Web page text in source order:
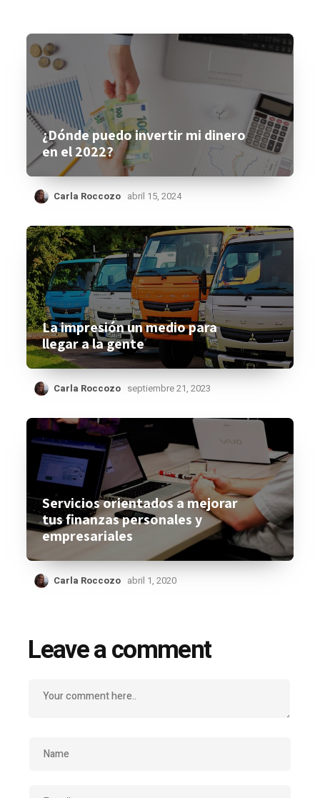
¿Dónde puedo invertir mi dinero
en el 2022?
Carla Roccozo abril 15, 2024
La impresión un medio para
llegar a la gente
Carla Roccozo septiembre 21, 2023
Servicios orientados a mejorar
tus finanzas personales y
empresariales
Carla Roccozo abril 1, 2020
Leave a comment